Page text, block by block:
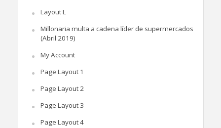
Layout L
Millonaria multa a cadena líder de supermercados
(Abril 2019)
My Account
Page Layout 1
Page Layout 2
Page Layout 3
Page Layout 4